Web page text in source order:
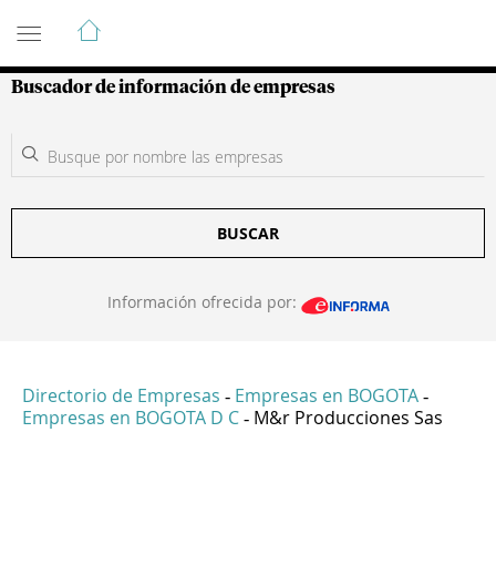
Guía de Empresas Colombianas
Buscador de información de empresas
BUSCAR
Información ofrecida por:
Directorio de Empresas - Empresas en BOGOTA -
Empresas en BOGOTA D C - M&r Producciones Sas